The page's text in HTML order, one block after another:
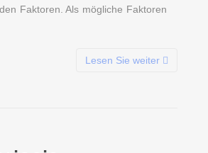
Faktoren. Als mögliche Faktoren
Lesen Sie weiter